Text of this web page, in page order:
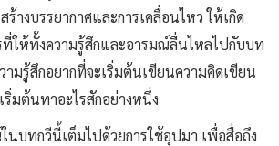
ร้างบรรยากาศและการเคลื่อนไหว ให้เกิด
ให้ทั้งความรู้สึกและอารมณ์ลื่นไหลไปกับบท
ามรู้สึกอยากที่จะเริ่มต้นเขียนความคิดเขียน
ริ่มต้นทาอะไรสักอย่างหนึ่ง
ทกวีนี้เต็มไปด้วยการใช้อุปมา เพื่อสื่อถึง